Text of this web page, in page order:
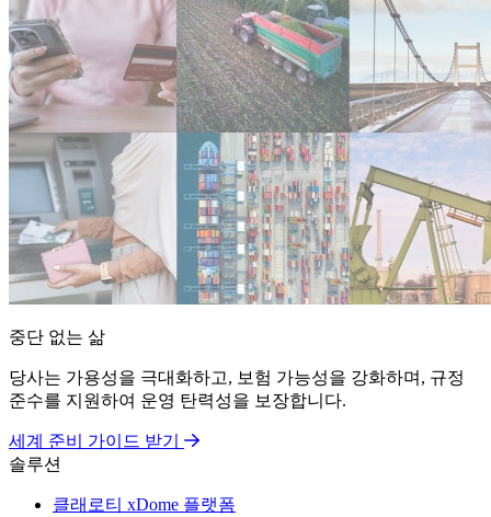
중단 없는 삶
당사는 가용성을 극대화하고, 보험 가능성을 강화하며, 규정
준수를 지원하여 운영 탄력성을 보장합니다.
세계 준비 가이드 받기
솔루션
클래로티 xDome 플랫폼